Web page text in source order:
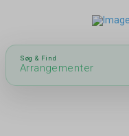
Søg & Find
Arrangementer